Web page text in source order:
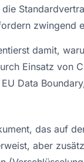
zwingend
damit,
Einsatz von
Data
das auf
aber